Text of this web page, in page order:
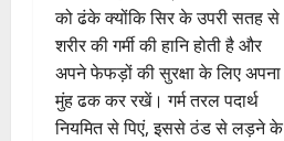
को ढंके क्योंकि सिर के उपरी सतह से
शरीर की गर्मी की हानि होती है और
अपने फेफड़ों की सुरक्षा के लिए अपना
मुंह ढक कर रखें। गर्म तरल पदार्थ
नियमित से पिएं, इससे ठंड से लड़ने के